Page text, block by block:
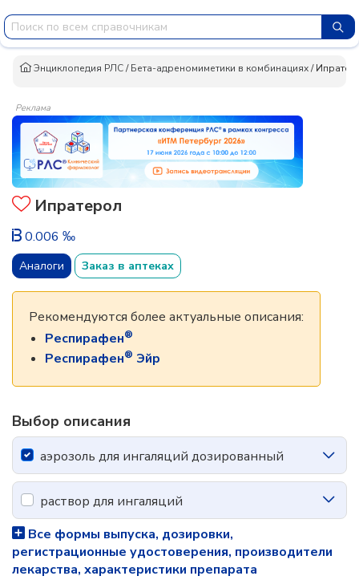
Энциклопедия РЛС/Бета-адреномиметики в комбинациях/
Реклама
Ипратерол
0.006 ‰
Аналоги Заказ в аптеках
Рекомендуются более актуальные описания:
Респирафен®
Респирафен® Эйр
Выбор описания
аэрозоль для ингаляций дозированный
раствор для ингаляций
Все формы выпуска, дозировки,
регистрационные удостоверения, производители
лекарства, характеристики препарата